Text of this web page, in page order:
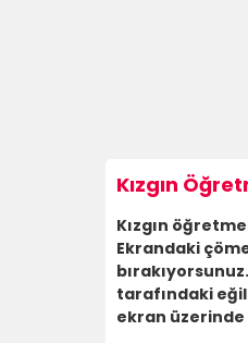
Kızgın
Kızgın
Ekrandaki
tarafındaki
ekran